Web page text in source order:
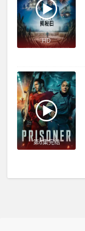
HD
第6集完结